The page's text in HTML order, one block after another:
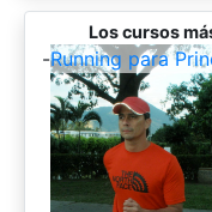
Los cursos
-Running para